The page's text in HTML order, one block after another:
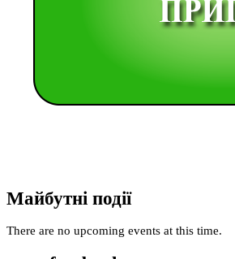
Майбутні події
There are no upcoming events at this time.